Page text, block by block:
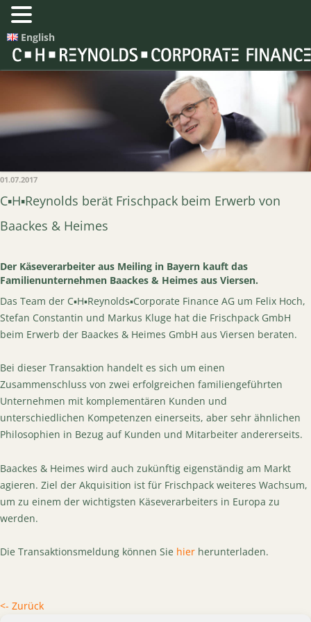
English
01.07.2017
C▪H▪Reynolds berät Frischpack beim Erwerb von
Baackes & Heimes
Der Käseverarbeiter aus Meiling in Bayern kauft das
Familienunternehmen Baackes & Heimes aus Viersen.
Das Team der C▪H▪Reynolds▪Corporate Finance AG um Felix Hoch,
Stefan Constantin und Markus Kluge hat die Frischpack GmbH
beim Erwerb der Baackes & Heimes GmbH aus Viersen beraten.
Bei dieser Transaktion handelt es sich um einen
Zusammenschluss von zwei erfolgreichen familiengeführten
Unternehmen mit komplementären Kunden und
unterschiedlichen Kompetenzen einerseits, aber sehr ähnlichen
Philosophien in Bezug auf Kunden und Mitarbeiter andererseits.
Baackes & Heimes wird auch zukünftig eigenständig am Markt
agieren. Ziel der Akquisition ist für Frischpack weiteres Wachsum,
um zu einem der wichtigsten Käseverarbeiters in Europa zu
werden.
Die Transaktionsmeldung können Sie hier herunterladen.
<- Zurück